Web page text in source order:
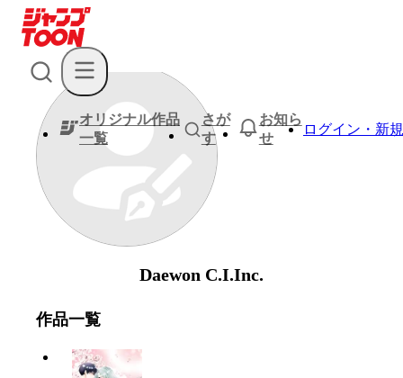
オリジナル作品
一覧
さが
す
お知ら
せ
ログイン・新
Daewon C.I.Inc.
作品一覧
完